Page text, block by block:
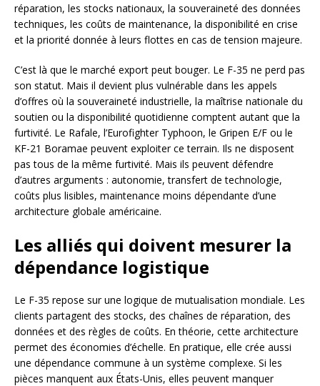
réparation, les stocks nationaux, la souveraineté des données
techniques, les coûts de maintenance, la disponibilité en crise
et la priorité donnée à leurs flottes en cas de tension majeure.
C’est là que le marché export peut bouger. Le F-35 ne perd pas
son statut. Mais il devient plus vulnérable dans les appels
d’offres où la souveraineté industrielle, la maîtrise nationale du
soutien ou la disponibilité quotidienne comptent autant que la
furtivité. Le Rafale, l’Eurofighter Typhoon, le Gripen E/F ou le
KF-21 Boramae peuvent exploiter ce terrain. Ils ne disposent
pas tous de la même furtivité. Mais ils peuvent défendre
d’autres arguments : autonomie, transfert de technologie,
coûts plus lisibles, maintenance moins dépendante d’une
architecture globale américaine.
Les alliés qui doivent mesurer la
dépendance logistique
Le F-35 repose sur une logique de mutualisation mondiale. Les
clients partagent des stocks, des chaînes de réparation, des
données et des règles de coûts. En théorie, cette architecture
permet des économies d’échelle. En pratique, elle crée aussi
une dépendance commune à un système complexe. Si les
pièces manquent aux États-Unis, elles peuvent manquer